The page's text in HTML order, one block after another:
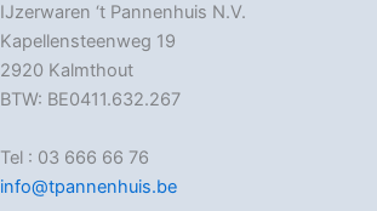
IJzerwaren ‘t Pannenhuis N.V.
Kapellensteenweg 19
2920 Kalmthout
BTW: BE0411.632.267
Tel : 03 666 66 76
info@tpannenhuis.be